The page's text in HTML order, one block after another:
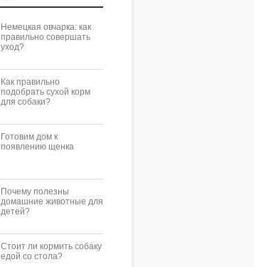
Немецкая овчарка: как
правильно совершать
уход?
Как правильно
подобрать сухой корм
для собаки?
Готовим дом к
появлению щенка
Почему полезны
домашние животные для
детей?
Стоит ли кормить собаку
едой со стола?